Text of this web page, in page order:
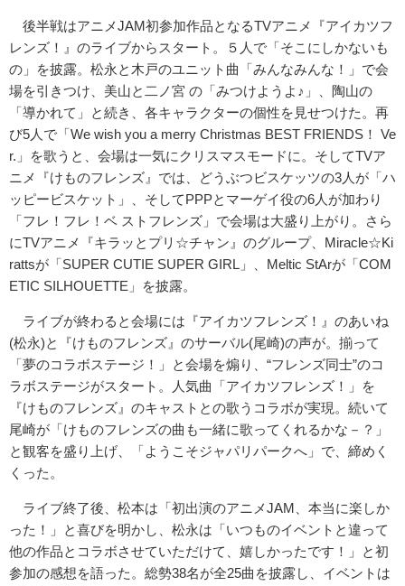
後半戦はアニメJAM初参加作品となるTVアニメ『アイカツフ
レンズ！』のライブからスタート。５人で「そこにしかないも
の」を披露。松永と木戸のユニット曲「みんなみんな！」で会
場を引きつけ、美山と二ノ宮 の「みつけようよ♪」、陶山の
「導かれて」と続き、各キャラクターの個性を見せつけた。再
び5人で「We wish you a merry Christmas BEST FRIENDS！ Ve
r.」を歌うと、会場は一気にクリスマスモードに。そしてTVア
ニメ『けものフレンズ』では、どうぶつビスケッツの3人が「ハ
ッピービスケット」、そしてPPPとマーゲイ役の6人が加わり
「フレ！フレ！ベ ストフレンズ」で会場は大盛り上がり。さら
にTVアニメ『キラッとプリ☆チャン』のグループ、Miracle☆Ki
rattsが「SUPER CUTIE SUPER GIRL」、Meltic StArが「COM
ETIC SILHOUETTE」を披露。
ライブが終わると会場には『アイカツフレンズ！』のあいね
(松永)と『けものフレンズ』のサーバル(尾崎)の声が。揃って
「夢のコラボステージ！」と会場を煽り、“フレンズ同士”のコ
ラボステージがスタート。人気曲「アイカツフレンズ！」を
『けものフレンズ』のキャストとの歌うコラボが実現。続いて
尾崎が「けものフレンズの曲も一緒に歌ってくれるかな－？」
と観客を盛り上げ、「ようこそジャパリパークへ」で、締めく
くった。
ライブ終了後、松本は「初出演のアニメJAM、本当に楽しか
った！」と喜びを明かし、松永は「いつものイベントと違って
他の作品とコラボさせていただけて、嬉しかったです！」と初
参加の感想を語った。総勢38名が全25曲を披露し、イベントは